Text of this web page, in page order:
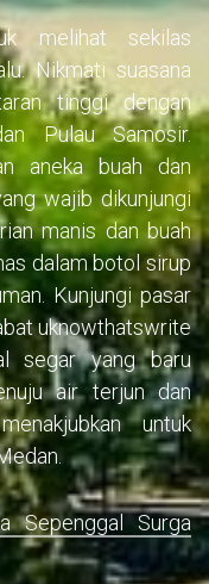
melihat sekilas
Nikmati suasana
tinggi dengan
Pulau Samosir.
aneka buah dan
wajib dikunjungi
manis dan buah
dalam botol sirup
Kunjungi pasar
uknowthatswrite
segar yang baru
air terjun dan
untuk
Sepenggal Surga